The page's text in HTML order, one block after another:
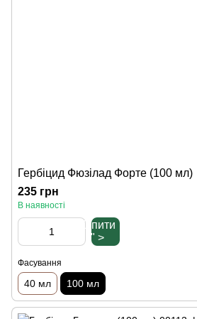
Гербіцид Фюзілад Форте (100 мл)
235 грн
В наявності
Купити
" >
Фасування
40 мл 100 мл